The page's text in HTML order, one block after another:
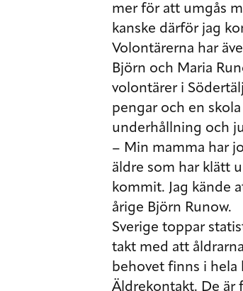
mer för att umgås
kanske därför jag
Volontärerna har
Björn och Maria
volontärer i
pengar och en
underhållning och
– Min mamma har
äldre som har klätt
kommit. Jag kände
årige Björn Runow.
Sverige toppar
takt med att
behovet finns i hela
Äldrekontakt. De är